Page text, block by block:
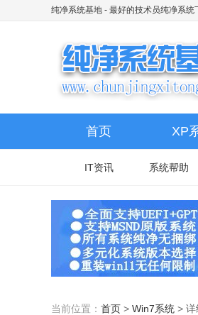
纯净系统基地 - 最好的技术员纯净系统
首页 XP
IT资讯 系统帮助
当前位置： 首页 > Win7系统 > 详